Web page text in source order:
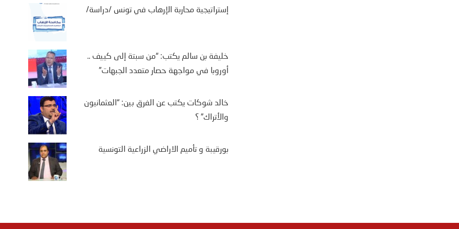
إستراتيجية محاربة الإرهاب في تونس /دراسة/
خليفة بن سالم يكتب: “من سبتة إلى كييف ..
أوروبا في مواجهة حصار متعدد الجبهات”
خالد شوكات يكتب عن الفرق بين: “العثمانيون
والأتراك” ؟
بورقيبة و تأميم الاراضي الزراعية التونسية